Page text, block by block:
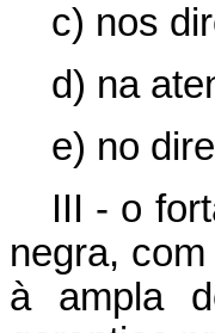
c) nos
d) na
e) no
III - o
negra,
à ampla